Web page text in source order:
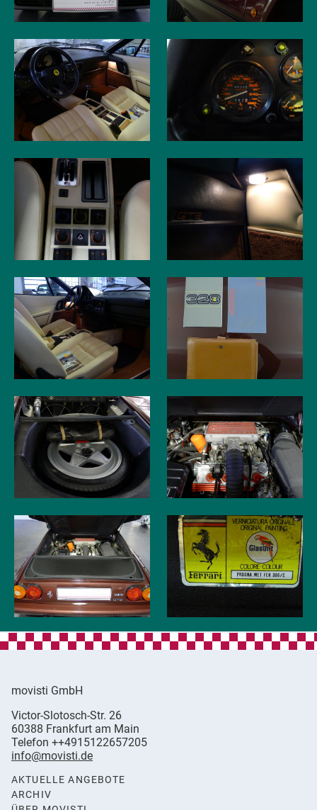
movisti GmbH
classic
automobiles
Victor-Slotosch-Str. 26
60388 Frankfurt am Main
Germany
Telefon ++4915122657205
info@movisti.de
AKTUELLE ANGEBOTE
ARCHIV